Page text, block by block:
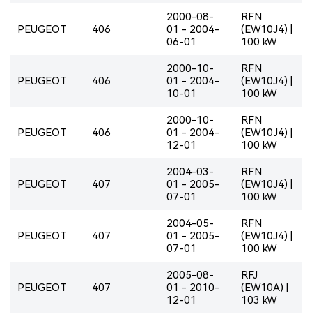
PEUGEOT 406
2000-08-
01 - 2004-
06-01
RFN
(EW10J4) |
100 kW
PEUGEOT 406
2000-10-
01 - 2004-
10-01
RFN
(EW10J4) |
100 kW
PEUGEOT 406
2000-10-
01 - 2004-
12-01
RFN
(EW10J4) |
100 kW
PEUGEOT 407
2004-03-
01 - 2005-
07-01
RFN
(EW10J4) |
100 kW
PEUGEOT 407
2004-05-
01 - 2005-
07-01
RFN
(EW10J4) |
100 kW
PEUGEOT 407
2005-08-
01 - 2010-
12-01
RFJ
(EW10A) |
103 kW